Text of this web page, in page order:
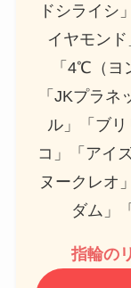
ドシライシ
イヤモン
「4℃（ヨ
「JKプラ
ル」「ブ
コ」「アイ
ヌークレオ
ダム」
指輪の